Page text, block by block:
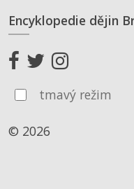
Encyklopedie dějin
tmavý režim
© 2026